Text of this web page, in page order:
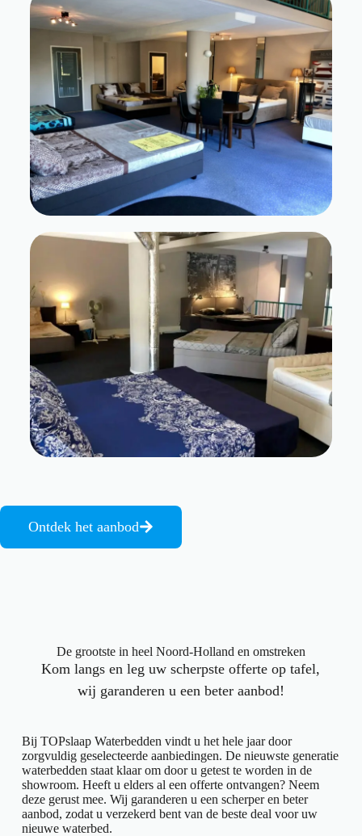
Ontdek het aanbod
De grootste in heel Noord-Holland en omstreken
Kom langs en leg uw scherpste offerte op tafel,
wij garanderen u een beter aanbod!
Bij TOPslaap Waterbedden vindt u het hele jaar door
zorgvuldig geselecteerde aanbiedingen. De nieuwste generatie
waterbedden staat klaar om door u getest te worden in de
showroom. Heeft u elders al een offerte ontvangen? Neem
deze gerust mee. Wij garanderen u een scherper en beter
aanbod, zodat u verzekerd bent van de beste deal voor uw
nieuwe waterbed.